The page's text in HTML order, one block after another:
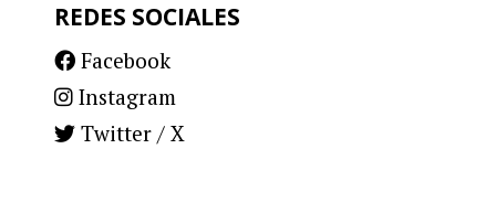
REDES SOCIALES
Facebook
Instagram
Twitter / X